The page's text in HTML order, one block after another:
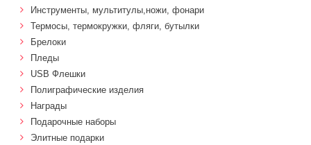
Инструменты, мультитулы,ножи, фонари
Термосы, термокружки, фляги, бутылки
Брелоки
Пледы
USB Флешки
Полиграфические изделия
Награды
Подарочные наборы
Элитные подарки